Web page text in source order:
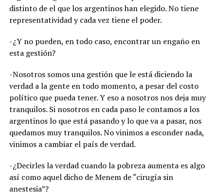
distinto de el que los argentinos han elegido. No tiene
representatividad y cada vez tiene el poder.
-¿Y no pueden, en todo caso, encontrar un engaño en
esta gestión?
-Nosotros somos una gestión que le está diciendo la
verdad a la gente en todo momento, a pesar del costo
político que pueda tener. Y eso a nosotros nos deja muy
tranquilos. Si nosotros en cada paso le contamos a los
argentinos lo que está pasando y lo que va a pasar, nos
quedamos muy tranquilos. No vinimos a esconder nada,
vinimos a cambiar el país de verdad.
-¿Decirles la verdad cuando la pobreza aumenta es algo
así como aquel dicho de Menem de “cirugía sin
anestesia”?